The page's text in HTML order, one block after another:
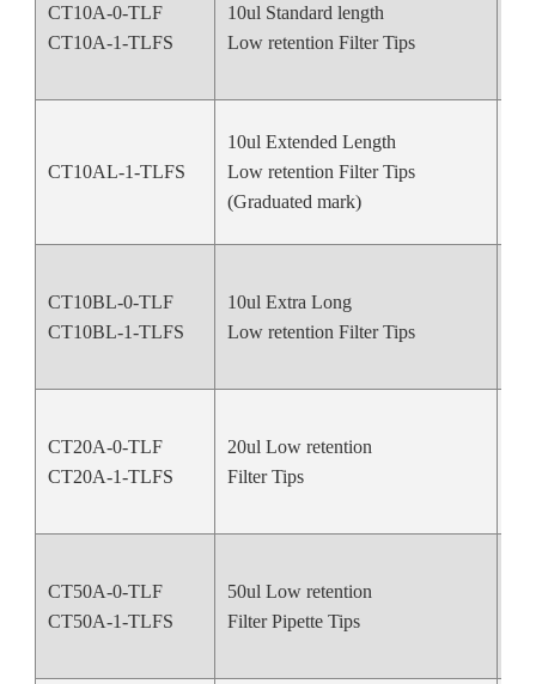
CT10A-0-TLF
CT10A-1-TLFS
10ul Standard length
Low retention Filter Tips
CT10AL-1-TLFS
10ul Extended Length
Low retention Filter Tips
(Graduated mark)
CT10BL-0-TLF
CT10BL-1-TLFS
10ul Extra Long
Low retention Filter Tips
CT20A-0-TLF
CT20A-1-TLFS
20ul Low retention
Filter Tips
CT50A-0-TLF
CT50A-1-TLFS
50ul Low retention
Filter Pipette Tips